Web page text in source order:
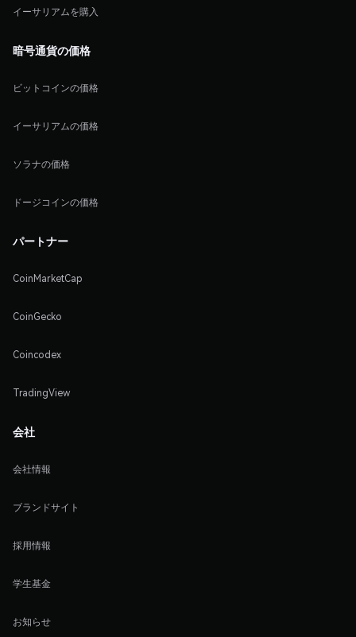
イーサリアムを購入
暗号通貨の価格
ビットコインの価格
イーサリアムの価格
ソラナの価格
ドージコインの価格
パートナー
CoinMarketCap
CoinGecko
Coincodex
TradingView
会社
会社情報
ブランドサイト
採用情報
学生基金
お知らせ